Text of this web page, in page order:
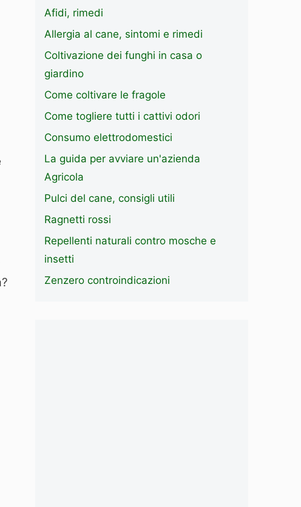
Afidi, rimedi
Allergia al cane, sintomi e rimedi
Coltivazione dei funghi in casa o
giardino
Come coltivare le fragole
Come togliere tutti i cattivi odori
Consumo elettrodomestici
La guida per avviare un'azienda
Agricola
Pulci del cane, consigli utili
Ragnetti rossi
Repellenti naturali contro mosche e
insetti
Zenzero controindicazioni